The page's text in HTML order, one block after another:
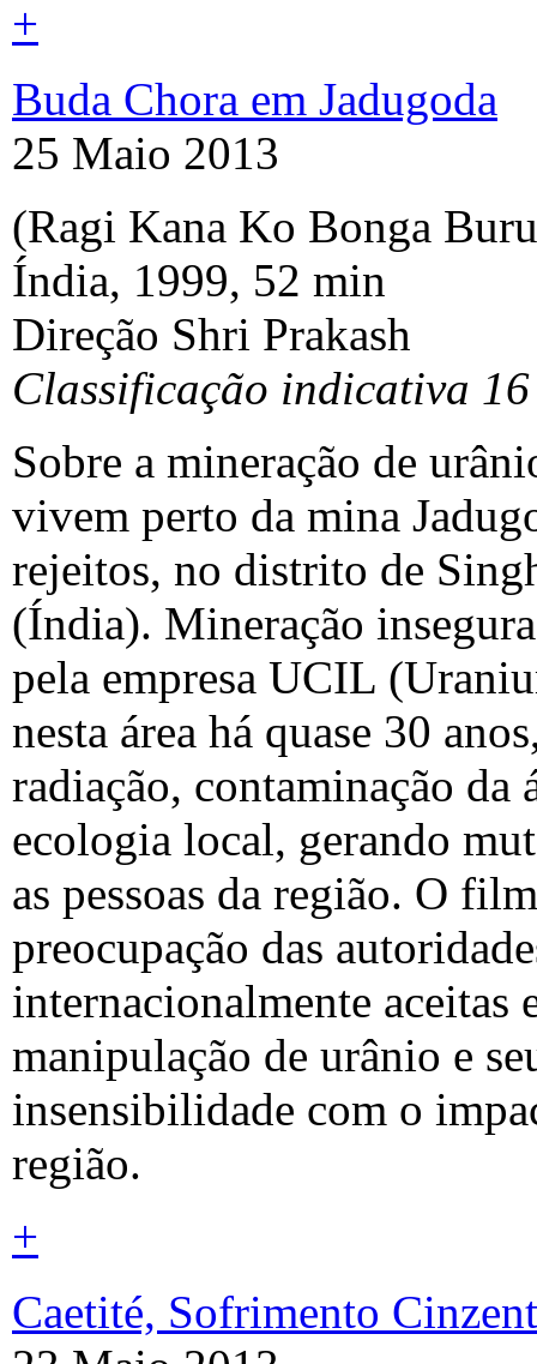
+
Buda Chora em Jadugoda
25 Maio 2013
(Ragi Kana Ko Bonga
Índia, 1999, 52 min
Direção Shri Prakash
Classificação indicativa 16
Sobre a mineração de
vivem perto da mina
rejeitos, no distrito de
(Índia). Mineração
pela empresa UCIL
nesta área há quase 30
radiação, contaminação da
ecologia local, gerando
as pessoas da região. O
preocupação das
internacionalmente aceitas
manipulação de urânio e
insensibilidade com o
região.
+
Caetité, Sofrimento